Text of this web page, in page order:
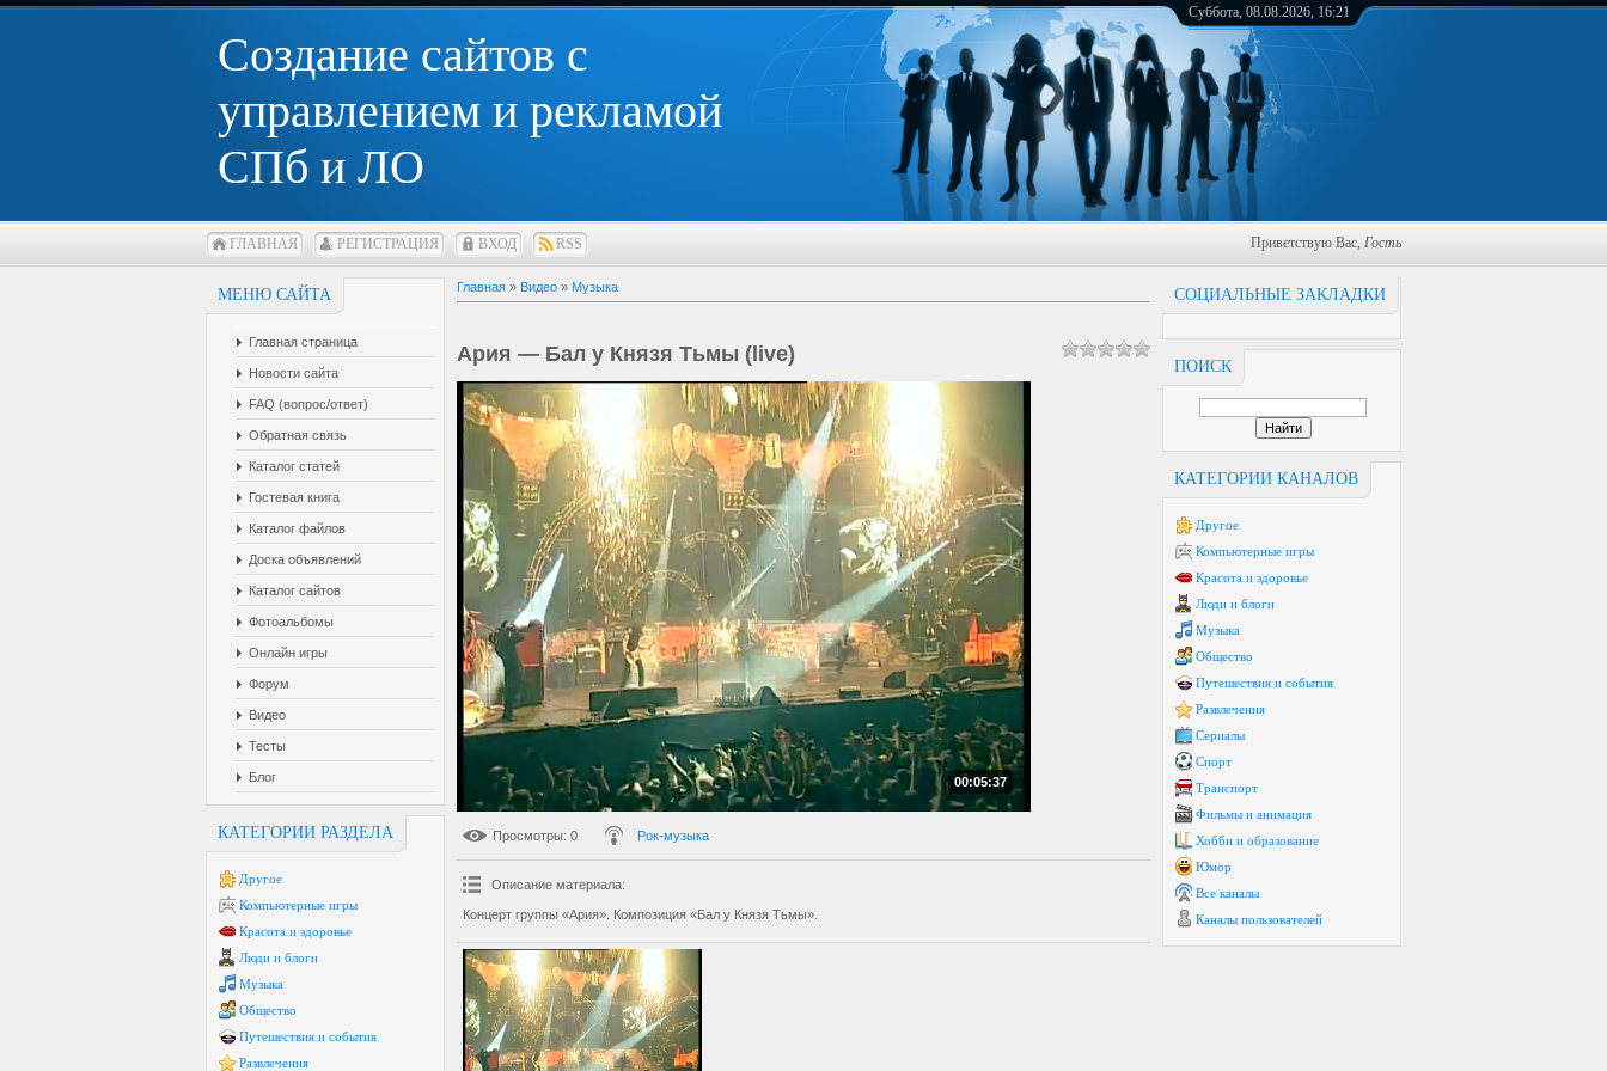
Создание сайтов с
управлением и рекламой
СПб и ЛО
Суббота, 08.08.2026, 16:21
ГЛАВНАЯ РЕГИСТРАЦИЯ ВХОД RSS Приветствую Вас, Гость
МЕНЮ САЙТА
Главная страница
Новости сайта
FAQ (вопрос/ответ)
Обратная связь
Каталог статей
Гостевая книга
Каталог файлов
Доска объявлений
Каталог сайтов
Фотоальбомы
Онлайн игры
Форум
Видео
Тесты
Блог
КАТЕГОРИИ РАЗДЕЛА
Другое
Компьютерные игры
Красота и здоровье
Люди и блоги
Музыка
Общество
Путешествия и события
Развлечения
СОЦИАЛЬНЫЕ ЗАКЛАДКИ
ПОИСК
КАТЕГОРИИ КАНАЛОВ
Другое
Компьютерные игры
Красота и здоровье
Люди и блоги
Музыка
Общество
Путешествия и события
Развлечения
Сериалы
Спорт
Транспорт
Фильмы и анимация
Хобби и образование
Юмор
Все каналы
Каналы пользователей
Главная » Видео » Музыка
Ария — Бал у Князя Тьмы (live)
00:05:37
Просмотры: 0 Рок-музыка
Описание материала:
Концерт группы «Ария». Композиция «Бал у Князя Тьмы».